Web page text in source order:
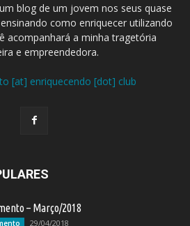
blog de um jovem nos seus quase
como enriquecer utilizando
acompanhará a minha tragetória
e empreendedora.
[at] enriquecendo [dot] club
– Março/2018
29/04/2018